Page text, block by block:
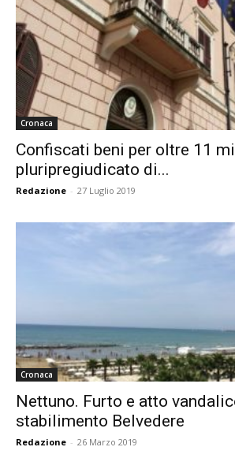
Cronaca
Confiscati beni per oltre 11
pluripregiudicato di...
Redazione - 27 Luglio 2019
Cronaca
Nettuno. Furto e atto
stabilimento Belvedere
Redazione - 26 Marzo 2019